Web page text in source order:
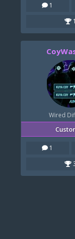
1
1
Wired
1